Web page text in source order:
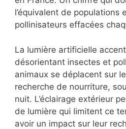
l’équivalent de populations
pollinisateurs effacées
La lumière artificielle
désorientant insectes et
animaux se déplacent sur
recherche de nourriture,
nuit. L’éclairage extérieur
de lumière qui limitent ce
avoir un impact sur leur